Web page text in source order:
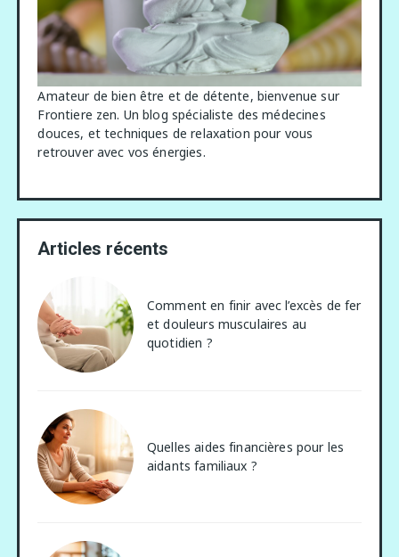
Amateur de bien être et de détente, bienvenue sur
Frontiere zen. Un blog spécialiste des médecines
douces, et techniques de relaxation pour vous
retrouver avec vos énergies.
Articles récents
Comment en finir avec l’excès de fer
et douleurs musculaires au
quotidien ?
Quelles aides financières pour les
aidants familiaux ?